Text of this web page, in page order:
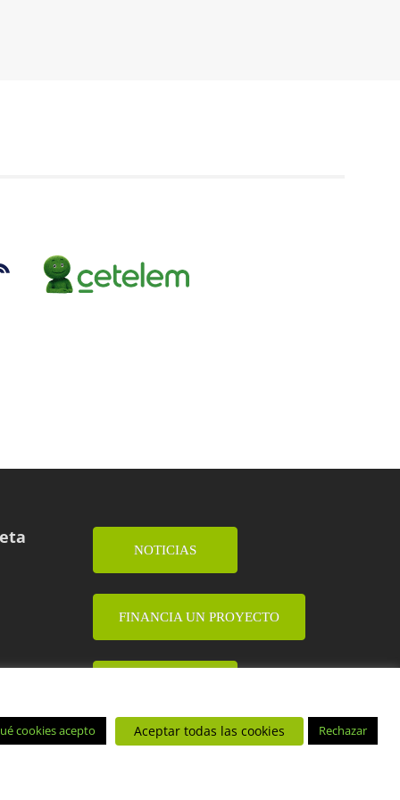
NOTICIAS
FINANCIA UN PROYECTO
cookies acepto Aceptar todas las cookies Rechazar